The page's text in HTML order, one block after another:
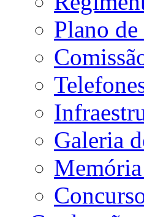
Plano
Galeria